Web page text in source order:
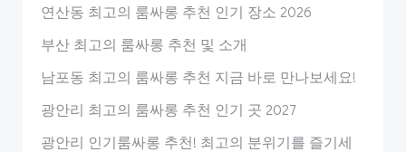
연산동 최고의 룸싸롱 추천 인기 장소 2026
부산 최고의 룸싸롱 추천 및 소개
남포동 최고의 룸싸롱 추천 지금 바로 만나보세요!
광안리 최고의 룸싸롱 추천 인기 곳 2027
광안리 인기룸싸롱 추천! 최고의 분위기를 즐기세